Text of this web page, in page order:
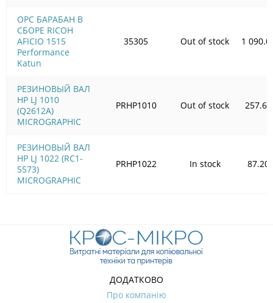
OPC БАРАБАН В
СБОРЕ RICOH
AFICIO 1515
Performance
Katun
РЕЗИНОВЫЙ ВАЛ
HP LJ 1010
(Q2612A)
MICROGRAPHIC
РЕЗИНОВЫЙ ВАЛ
HP LJ 1022 (RC1-
5573)
MICROGRAPHIC
35305 Out of stock 1
PRHP1010 Out of stock 257.68
PRHP1022 In stock 87.20
ДОДАТКОВО
Про компанію